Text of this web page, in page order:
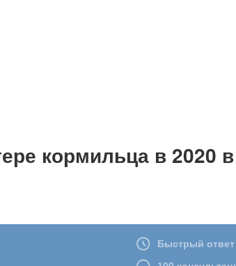
кормильца в 2020 в